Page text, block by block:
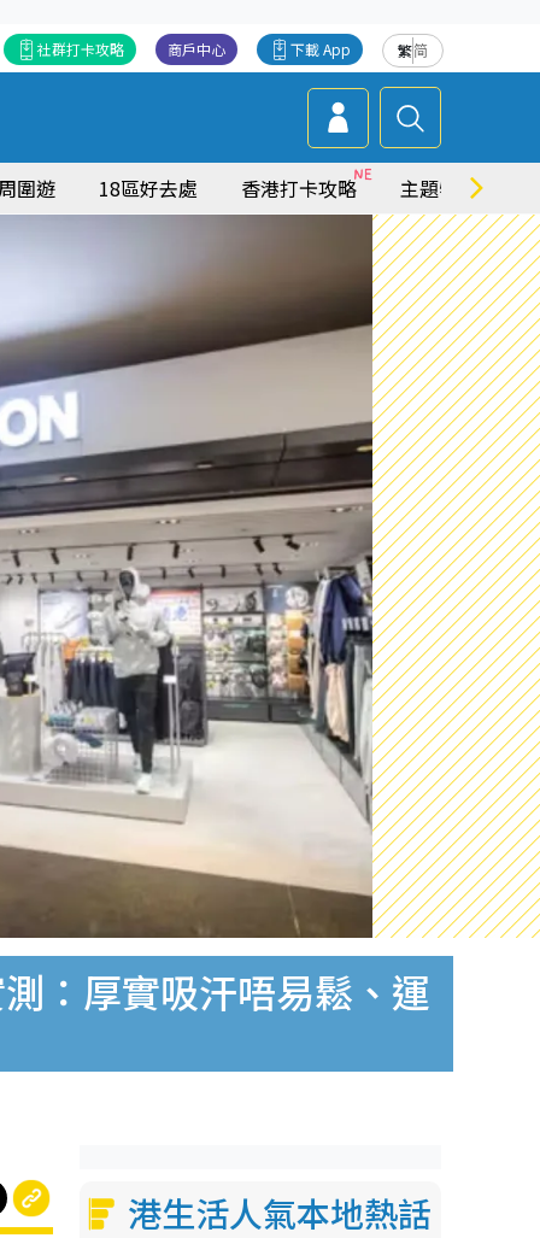
繁简
下載 App
商戶中心
社群打卡攻略
圍遊 18區好去處 香港打卡攻略 主題特集
：厚實吸汗唔易鬆、運
港生活人氣本地熱話